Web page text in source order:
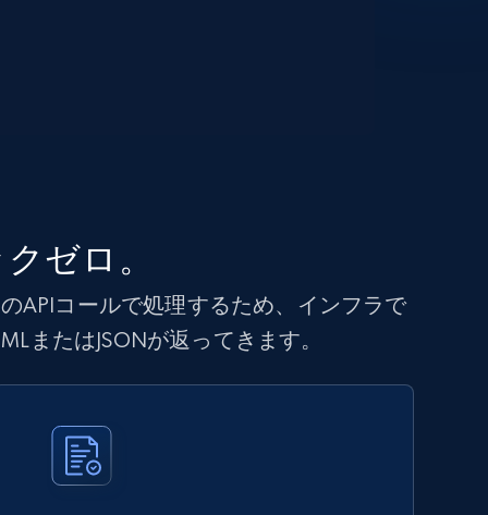
ゼロ。
APIコールで処理するため、インフラで
またはJSONが返ってきます。